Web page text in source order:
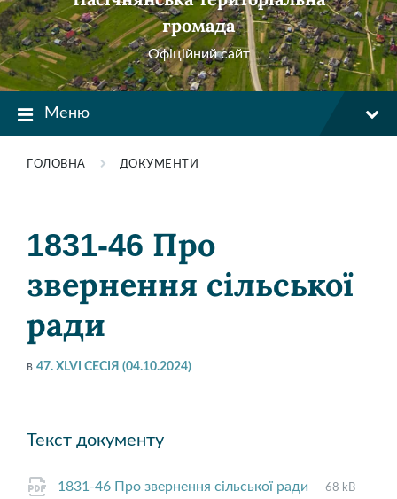
громада
Офіційний сайт
Меню
ГОЛОВНА ДОКУМЕНТИ
1831-46 Про
звернення сільської
ради
в 47. XLVI СЕСІЯ (04.10.2024)
Текст документу
1831-46 Про звернення сільської ради
File
pdf
File
68 kB